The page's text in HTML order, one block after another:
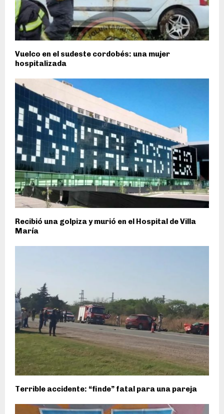
Vuelco en el sudeste cordobés: una mujer
hospitalizada
Recibió una golpiza y murió en el Hospital de Villa
María
Terrible accidente: “finde” fatal para una pareja